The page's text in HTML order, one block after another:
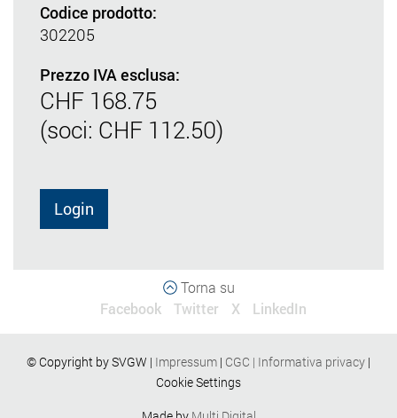
Codice prodotto:
302205
Prezzo IVA esclusa:
CHF 168.75
(soci: CHF 112.50)
Login
Torna su
Facebook
Twitter X LinkedIn
© Copyright by SVGW | Impressum | CGC | Informativa privacy |
Cookie Settings